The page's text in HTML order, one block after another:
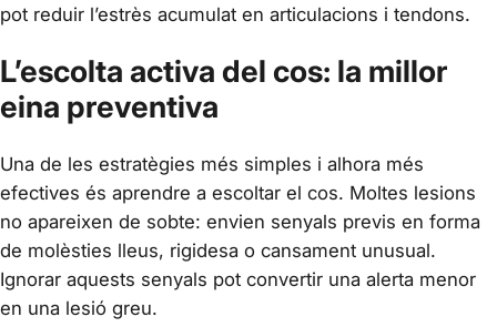
pot reduir l’estrès acumulat en articulacions i tendons.
L’escolta activa del cos: la millor
eina preventiva
Una de les estratègies més simples i alhora més
efectives és aprendre a escoltar el cos. Moltes lesions
no apareixen de sobte: envien senyals previs en forma
de molèsties lleus, rigidesa o cansament unusual.
Ignorar aquests senyals pot convertir una alerta menor
en una lesió greu.